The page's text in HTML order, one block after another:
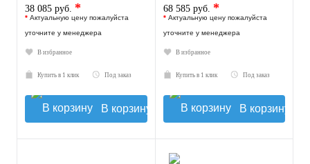
38 085 руб. *
* Актуальную цену пожалуйста
уточните у менеджера
В избранное
Купить в 1 клик Под заказ
В корзину
68 585 руб. *
* Актуальную цену пожалуйста
уточните у менеджера
В избранное
Купить в 1 клик Под заказ
В корзину